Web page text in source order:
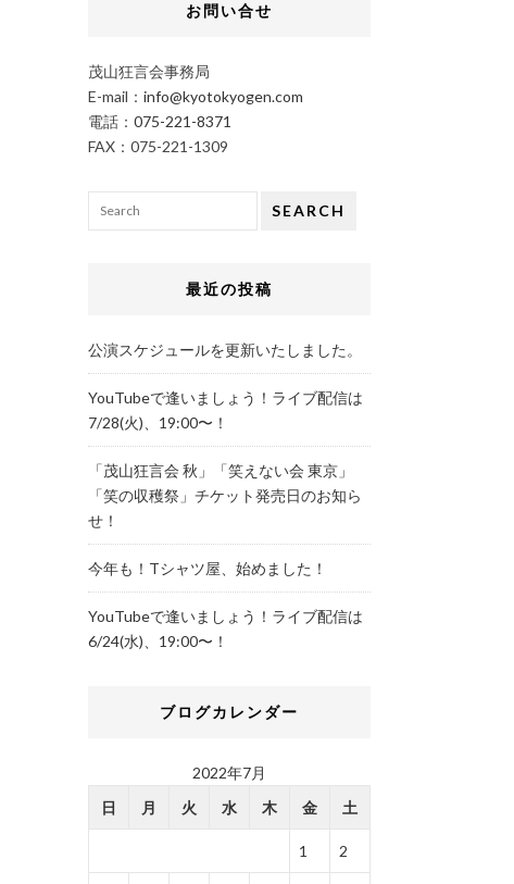
お問い合せ
茂山狂言会事務局
E-mail： info@kyotokyogen.com
電話： 075-221-8371
FAX：075-221-1309
SEARCH
最近の投稿
公演スケジュールを更新いたしました。
YouTubeで逢いましょう！ライブ配信は
7/28(火)、19:00〜！
「茂山狂言会 秋」「笑えない会 東京」
「笑の収穫祭」チケット発売日のお知ら
せ！
今年も！Tシャツ屋、始めました！
YouTubeで逢いましょう！ライブ配信は
6/24(水)、19:00〜！
ブログカレンダー
2022年7月
日
月 火 水 木 金 土
1 2